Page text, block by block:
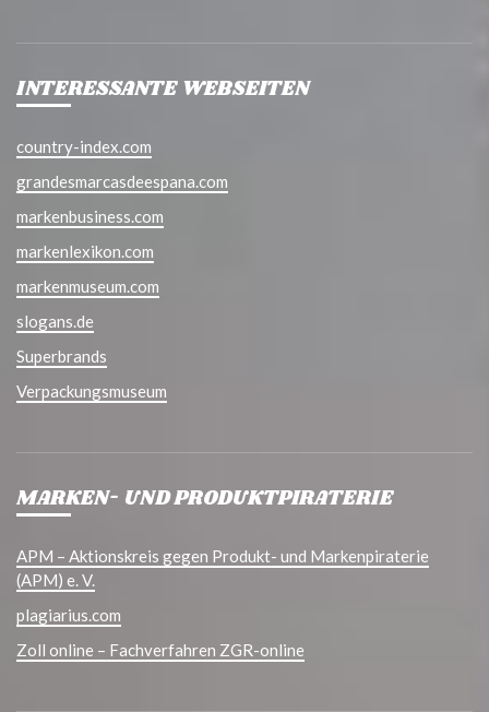
INTERESSANTE WEBSEITEN
country-index.com
grandesmarcasdeespana.com
markenbusiness.com
markenlexikon.com
markenmuseum.com
slogans.de
Superbrands
Verpackungsmuseum
MARKEN- UND PRODUKTPIRATERIE
APM – Aktionskreis gegen Produkt- und Markenpiraterie
(APM) e. V.
plagiarius.com
Zoll online – Fachverfahren ZGR-online